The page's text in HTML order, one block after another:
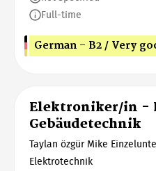
Full-time
German - B2 / Very
Elektroniker/in -
Gebäudetechnik
Taylan özgür Mike
Elektrotechnik